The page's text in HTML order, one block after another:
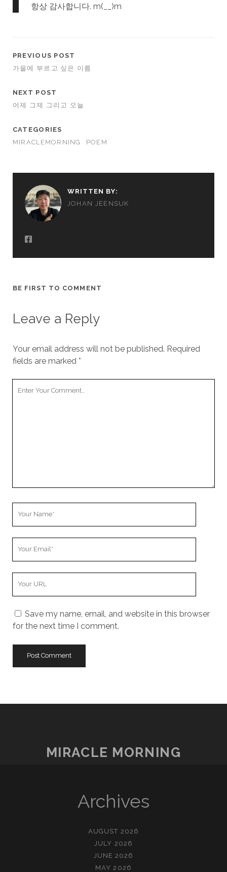
항상 감사합니다. m(__)m
PREVIOUS POST
가을에 부르고 싶은 이름
NEXT POST
어제 그제 그리고 오늘
CATEGORIES
MIRACLEMORNING
POEM
WRITTEN BY:
JOHAN JEENSUK
BE FIRST TO COMMENT
Leave a Reply
Your email address will not be published. Required
fields are marked *
Save my name, email, and website in this browser
for the next time I comment.
MIRACLE MORNING
Archives
AUGUST 2026
JULY 2026
JUNE 2026
MAY 2026